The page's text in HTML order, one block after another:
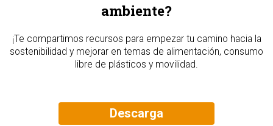
ambiente?
¡Te compartimos recursos para empezar tu camino hacia la
sostenibilidad y mejorar en temas de alimentación, consumo
libre de plásticos y movilidad.
Descarga